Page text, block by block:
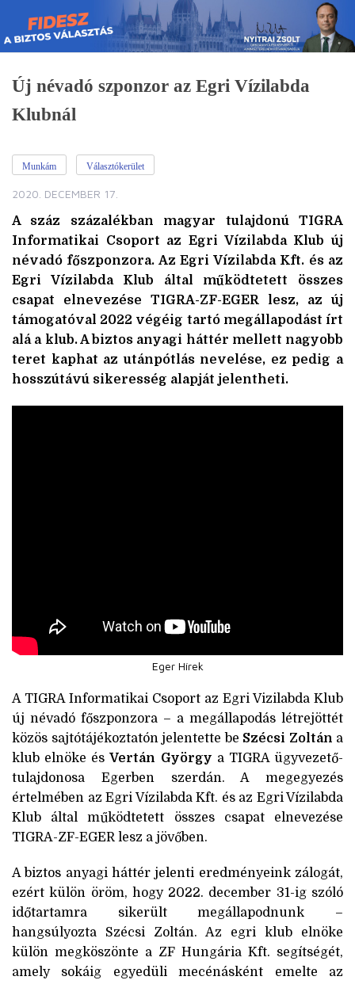
Skip
to
content
Új névadó szponzor az Egri Vízilabda
Klubnál
Munkám Választókerület
2020. DECEMBER 17.
A száz százalékban magyar tulajdonú TIGRA
Informatikai Csoport az Egri Vízilabda Klub új
névadó főszponzora. Az Egri Vízilabda Kft. és az
Egri Vízilabda Klub által működtetett összes
csapat elnevezése TIGRA-ZF-EGER lesz, az új
támogatóval 2022 végéig tartó megállapodást írt
alá a klub. A biztos anyagi háttér mellett nagyobb
teret kaphat az utánpótlás nevelése, ez pedig a
hosszútávú sikeresség alapját jelentheti.
Eger Hírek
A TIGRA Informatikai Csoport az Egri Vizilabda Klub
új névadó főszponzora – a megállapodás létrejöttét
közös sajtótájékoztatón jelentette be Szécsi Zoltán a
klub elnöke ésVertán György a TIGRA ügyvezető-
tulajdonosa Egerben szerdán. A megegyezés
értelmében az Egri Vízilabda Kft. és az Egri Vízilabda
Klub által működtetett összes csapat elnevezése
TIGRA-ZF-EGER lesz a jövőben.
A biztos anyagi háttér jelenti eredményeink zálogát,
ezért külön öröm, hogy 2022. december 31-ig szóló
időtartamra sikerült megállapodnunk –
hangsúlyozta Szécsi Zoltán. Az egri klub elnöke
külön megköszönte a ZF Hungária Kft. segítségét,
amely sokáig egyedüli mecénásként emelte az